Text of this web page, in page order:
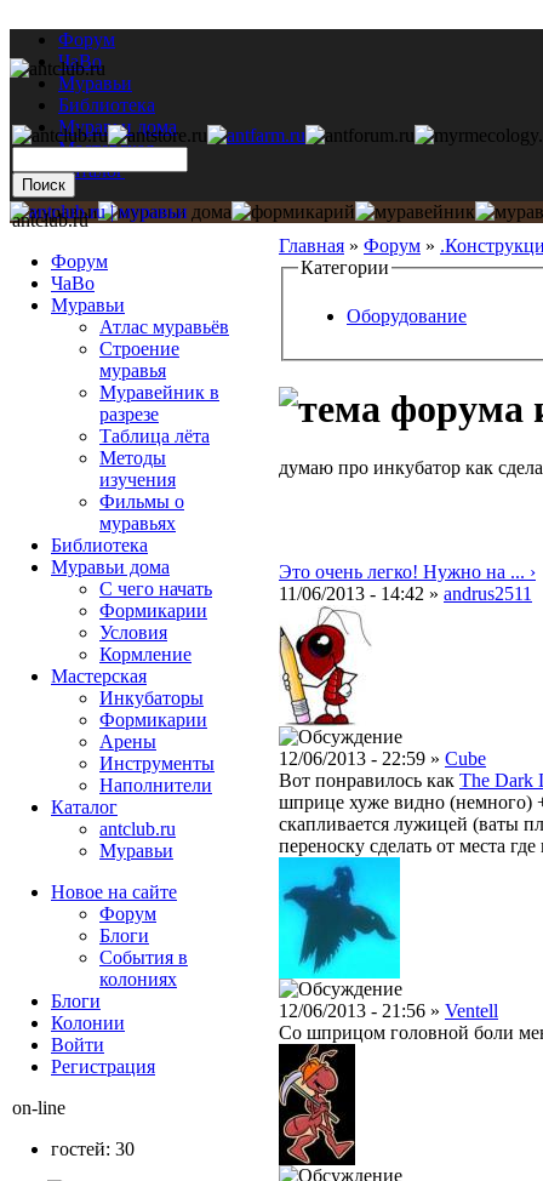
Форум
ЧаВо
Муравьи
Библиотека
Муравьи дома
Мастерская
Каталог
Главная » Форум »
Категории
Оборудование
думаю про инкубатор как
Это очень легко! Нужно на ... ›
11/06/2013 - 14:42 » andrus2511
12/06/2013 - 22:59 » Cube
Вот понравилось как The Dark
шприце хуже видно (немного)
скапливается лужицей (ваты
переноску сделать от места
12/06/2013 - 21:56 » Ventell
Со шприцом головной боли
antclub.ru
Форум
ЧаВо
Муравьи
Атлас муравьёв
Строение
муравья
Муравейник в
разрезе
Таблица лёта
Методы
изучения
Фильмы о
муравьях
Библиотека
Муравьи дома
С чего начать
Формикарии
Условия
Кормление
Мастерская
Инкубаторы
Формикарии
Арены
Инструменты
Наполнители
Каталог
antclub.ru
Муравьи
Новое на сайте
Форум
Блоги
События в
колониях
Блоги
Колонии
Войти
Peгиcтpaция
on-line
гостей: 30